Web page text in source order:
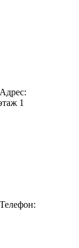
Адрес:
1
Телефон: